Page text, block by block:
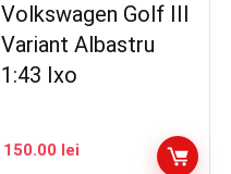
Volkswagen Golf III
Variant Albastru
1:43 Ixo
150.00 lei